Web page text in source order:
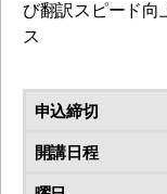
び翻訳スピード向
ス
申込締切
開講日程